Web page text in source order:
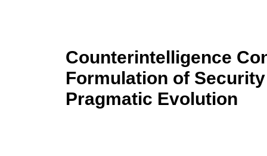
Counterintelligence
Formulation of
Pragmatic Evolution